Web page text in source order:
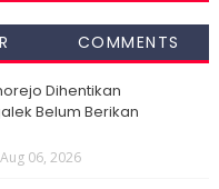
COMMENTS
Dihentikan
Belum Berikan
Aug 06, 2026